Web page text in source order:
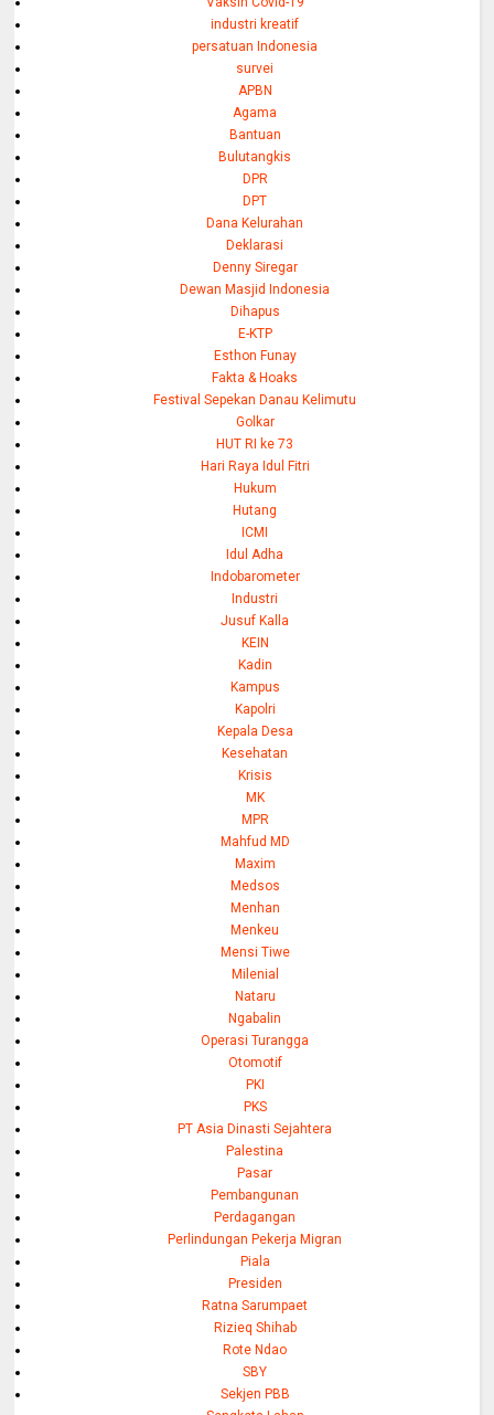
industri kreatif
persatuan Indonesia
survei
APBN
Agama
Bantuan
Bulutangkis
DPR
DPT
Dana Kelurahan
Deklarasi
Denny Siregar
Dewan Masjid Indonesia
Dihapus
E-KTP
Esthon Funay
Fakta & Hoaks
Festival Sepekan Danau Kelimutu
Golkar
HUT RI ke 73
Hari Raya Idul Fitri
Hukum
Hutang
ICMI
Idul Adha
Indobarometer
Industri
Jusuf Kalla
KEIN
Kadin
Kampus
Kapolri
Kepala Desa
Kesehatan
Krisis
MK
MPR
Mahfud MD
Maxim
Medsos
Menhan
Menkeu
Mensi Tiwe
Milenial
Nataru
Ngabalin
Operasi Turangga
Otomotif
PKI
PKS
PT Asia Dinasti Sejahtera
Palestina
Pasar
Pembangunan
Perdagangan
Perlindungan Pekerja Migran
Piala
Presiden
Ratna Sarumpaet
Rizieq Shihab
Rote Ndao
SBY
Sekjen PBB